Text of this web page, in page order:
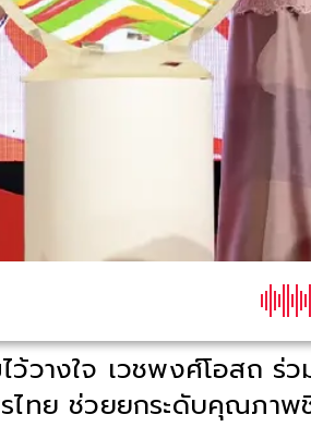
ว้วางใจ เวชพงศ์โอสถ
ไทย ช่วยยกระดับคุณภาพ